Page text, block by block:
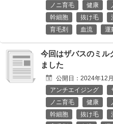
ノニ育毛
健康
幹細胞
抜け毛
育毛剤
血流 運
今回はザバスのミル
ました
公開日： 2024年12
アンチエイジング
ノニ育毛
健康
幹細胞
抜け毛